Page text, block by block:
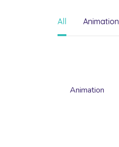
All Animation
Animation